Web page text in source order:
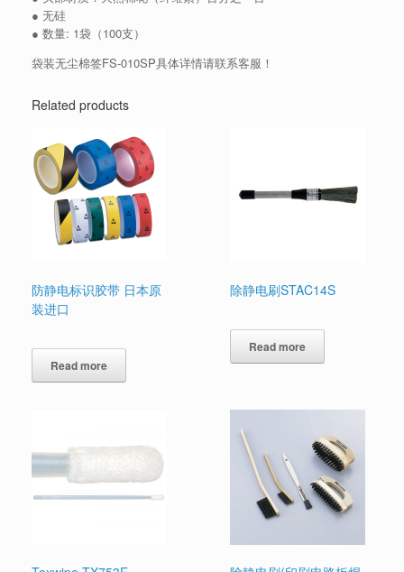
● 无硅
● 数量: 1袋（100支）
袋装无尘棉签FS-010SP具体详情请联系客服！
Related products
防静电标识胶带 日本原
装进口
Read more
除静电刷STAC14S
Read more